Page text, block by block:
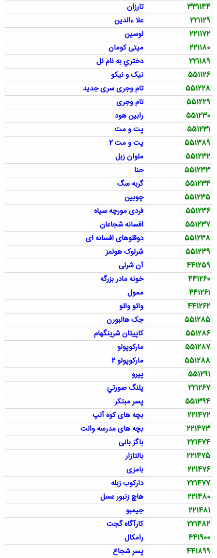
331144
تارزان
221129
علا ءالدین
221172
لوسین
221180
میتی کومان
221189
دختري به نام نل
551126
نیک و نیکو
551228
تام وجری سری جدید
551229
تام وجری
551230
رابین هود
551231
پت و مت
551389
پت و مت 2
551232
ملوان زبل
551233
حنا
551234
گربه سگ
551235
چوبین
551236
فردی مورچه سیاه
551237
افسانه شجاعان
551238
دوقلوهای افسانه ای
551239
شرلوک هولمز
441259
آن شرلی
441260
خونه مادر بزرگه
441261
ممول
441262
واتو واتو
551285
جک هالبورن
551286
کاپیتان شرینگهام
551287
مارکوپولو
551288
مارکوپولو 2
551291
پپرو
221267
پلنگ صورتي
551394
پسر مبتکر
221472
بچه های کوه آلپ
221473
بچه های مدرسه والت
221474
باگز بانی
221475
بالتازار
221476
بامزی
221477
دارکوب زبله
221480
هاچ زنبور عسل
221481
جیمبو
221482
کارآگاه گجت
441900
رامکال
441899
پسر شجاع